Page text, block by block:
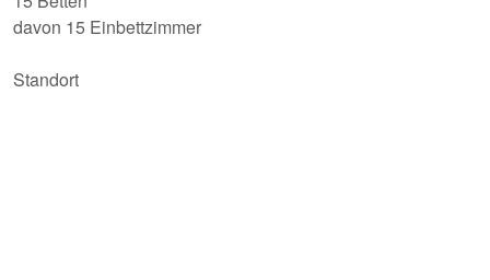
davon 15 Einbettzimmer
Standort